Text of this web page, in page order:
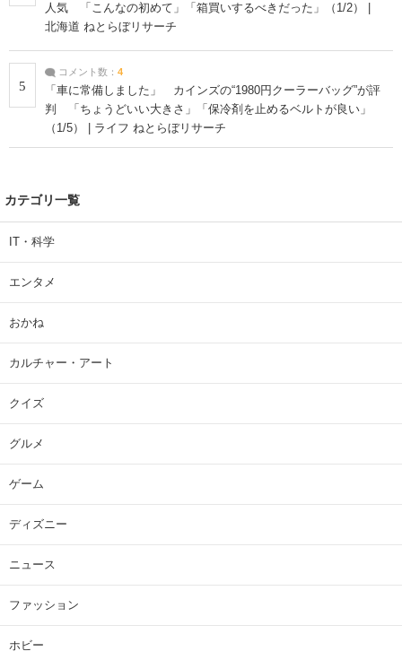
人気 「こんなの初めて」「箱買いするべきだった」（1/2） |
北海道 ねとらぼリサーチ
5
コメント数： 4
「車に常備しました」 カインズの“1980円クーラーバッグ”が評
判 「ちょうどいい大きさ」「保冷剤を止めるベルトが良い」
（1/5） | ライフ ねとらぼリサーチ
カテゴリ一覧
IT・科学
エンタメ
おかね
カルチャー・アート
クイズ
グルメ
ゲーム
ディズニー
ニュース
ファッション
ホビー